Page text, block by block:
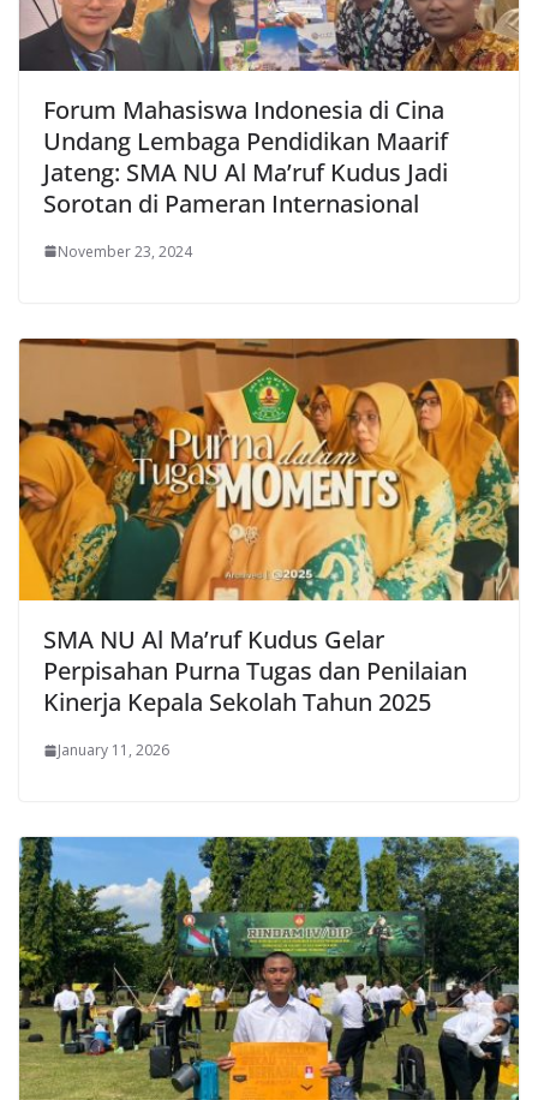
Forum Mahasiswa Indonesia di Cina
Undang Lembaga Pendidikan Maarif
Jateng: SMA NU Al Ma’ruf Kudus Jadi
Sorotan di Pameran Internasional
November 23, 2024
SMA NU Al Ma’ruf Kudus Gelar
Perpisahan Purna Tugas dan Penilaian
Kinerja Kepala Sekolah Tahun 2025
January 11, 2026